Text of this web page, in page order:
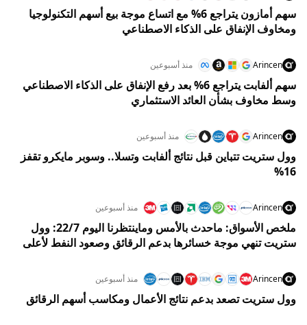
سهم أمازون يتراجع 6% مع اتساع موجة بيع أسهم التكنولوجيا
ومخاوف الإنفاق على الذكاء الاصطناعي
Arincen منذ أسبوعين
سهم ألفابت يتراجع 6% بعد رفع الإنفاق على الذكاء الاصطناعي
وسط مخاوف بشأن العائد الاستثماري
Arincen منذ أسبوعين
وول ستريت تتباين قبل نتائج ألفابت وتسلا.. وسوبر مايكرو تقفز
16%
Arincen منذ أسبوعين
ملخص الأسواق: ماحدث بالأمس وماينتظرنا اليوم 22/7: وول
ستريت تنهي موجة خسائرها بدعم الرقائق وصعود النفط لأعلى
Arincen منذ أسبوعين
وول ستريت تصعد بدعم نتائج الأعمال ومكاسب أسهم الرقائق